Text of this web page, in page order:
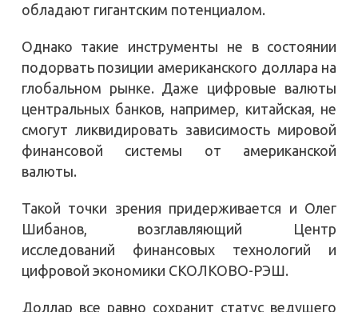
обладают гигантским потенциалом.
Однако такие инструменты не в состоянии
подорвать позиции американского доллара на
глобальном рынке. Даже цифровые валюты
центральных банков, например, китайская, не
смогут ликвидировать зависимость мировой
финансовой системы от американской
валюты.
Такой точки зрения придерживается и Олег
Шибанов, возглавляющий Центр
исследований финансовых технологий и
цифровой экономики СКОЛКОВО-РЭШ.
Доллар все равно сохранит статус ведущего